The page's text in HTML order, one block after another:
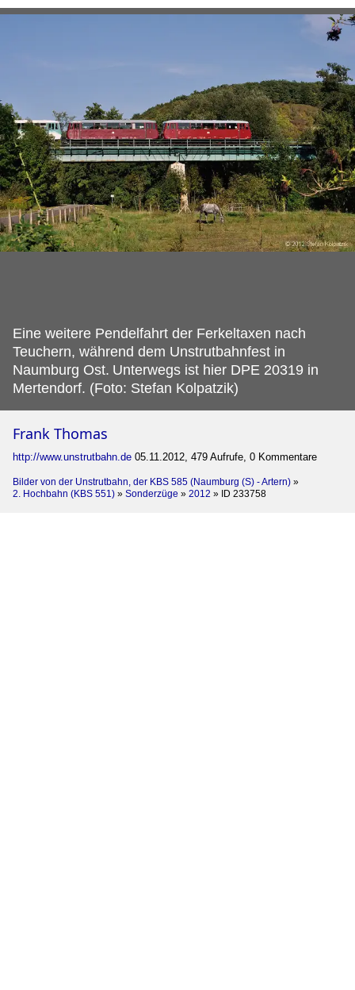
Eine weitere Pendelfahrt der Ferkeltaxen nach
Teuchern, während dem Unstrutbahnfest in
Naumburg Ost. Unterwegs ist hier DPE 20319 in
Mertendorf. (Foto: Stefan Kolpatzik)
Frank Thomas
http://www.unstrutbahn.de 05.11.2012, 479 Aufrufe, 0 Kommentare
Bilder von der Unstrutbahn, der KBS 585 (Naumburg (S) - Artern) »
2. Hochbahn (KBS 551) » Sonderzüge » 2012 » ID 233758